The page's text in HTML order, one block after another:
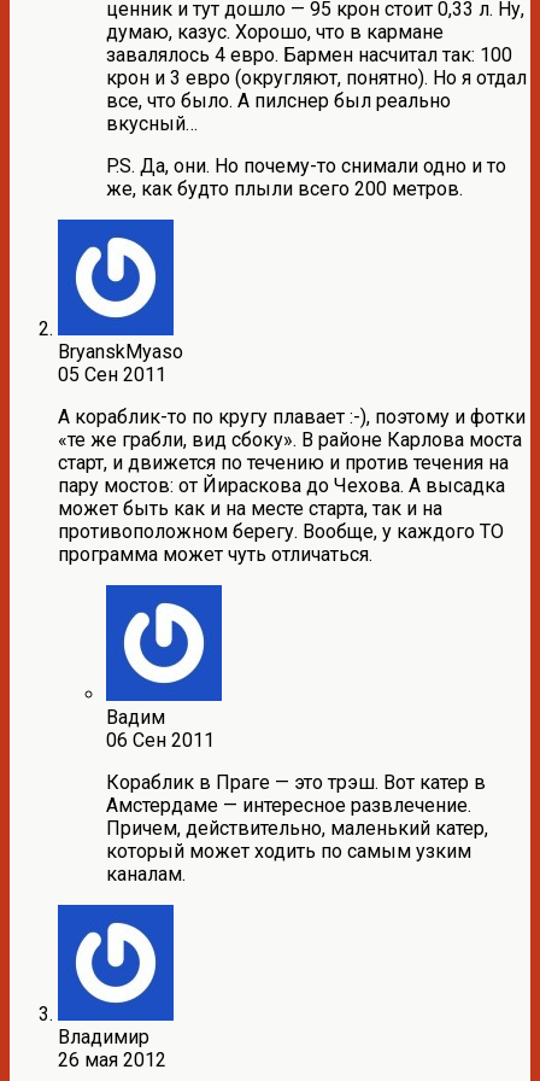
ценник и тут дошло — 95 крон стоит 0,33 л. Ну,
думаю, казус. Хорошо, что в кармане
завалялось 4 евро. Бармен насчитал так: 100
крон и 3 евро (округляют, понятно). Но я отдал
все, что было. А пилснер был реально
вкусный…
P.S. Да, они. Но почему-то снимали одно и то
же, как будто плыли всего 200 метров.
BryanskMyaso
05 Сен 2011
А кораблик-то по кругу плавает :-), поэтому и фотки
«те же грабли, вид сбоку». В районе Карлова моста
старт, и движется по течению и против течения на
пару мостов: от Йираскова до Чехова. А высадка
может быть как и на месте старта, так и на
противоположном берегу. Вообще, у каждого ТО
программа может чуть отличаться.
Вадим
06 Сен 2011
Кораблик в Праге — это трэш. Вот катер в
Амстердаме — интересное развлечение.
Причем, действительно, маленький катер,
который может ходить по самым узким
каналам.
Владимир
26 мая 2012